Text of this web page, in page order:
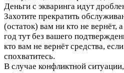
Деньги с экваринга идут
Захотите прекратить
(остаток) вам ни кто не вернёт,
год тут без вашего
кто вам не вернёт средства,
спохватитесь.
В случае конфликтной